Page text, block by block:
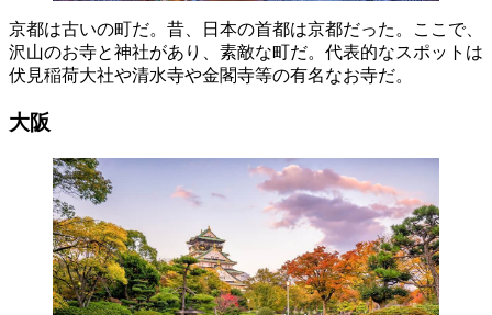
京都は古いの町だ。昔、日本の首都は京都だった。ここで、
沢山のお寺と神社があり、素敵な町だ。代表的なスポットは
伏見稲荷大社や清水寺や金閣寺等の有名なお寺だ。
大阪